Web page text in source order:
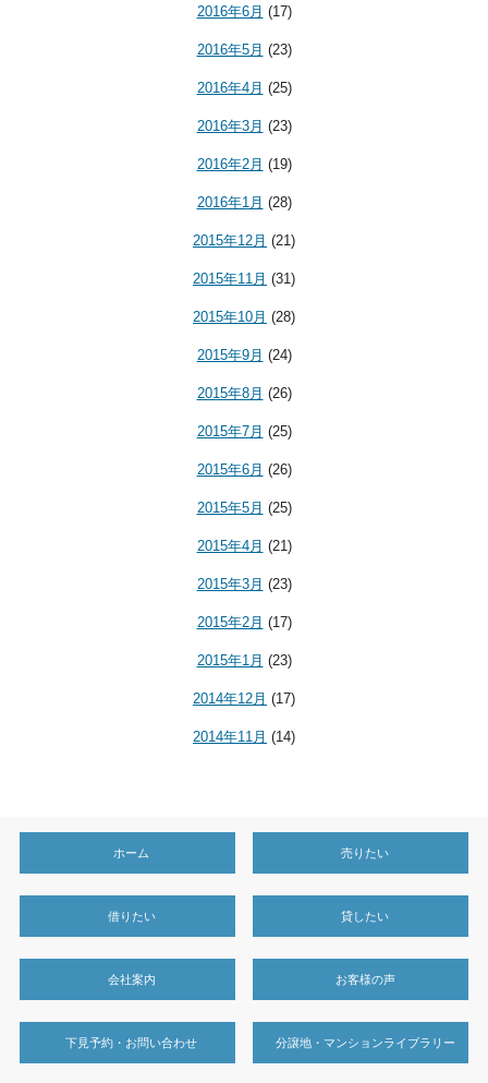
2016年6月 (17)
2016年5月 (23)
2016年4月 (25)
2016年3月 (23)
2016年2月 (19)
2016年1月 (28)
2015年12月 (21)
2015年11月 (31)
2015年10月 (28)
2015年9月 (24)
2015年8月 (26)
2015年7月 (25)
2015年6月 (26)
2015年5月 (25)
2015年4月 (21)
2015年3月 (23)
2015年2月 (17)
2015年1月 (23)
2014年12月 (17)
2014年11月 (14)
ホーム 売りたい
借りたい 貸したい
会社案内 お客様の声
下見予約・お問い合わせ 分譲地・マンションライブラリー